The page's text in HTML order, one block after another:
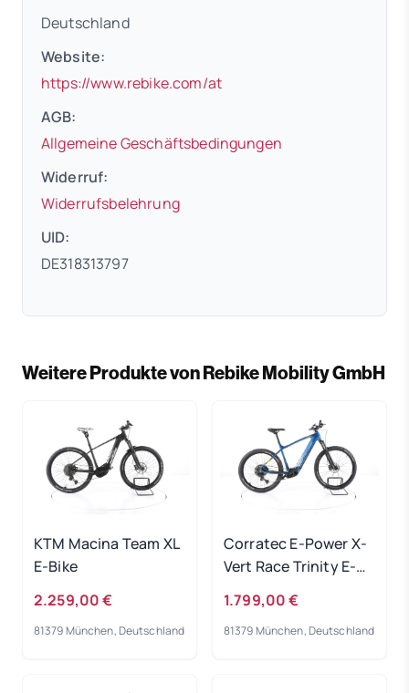
Deutschland
Website:
https://www.rebike.com/at(öffnet in neuem Tab)
AGB:
Allgemeine Geschäftsbedingungen(öffnet in neuem
Widerruf:
Widerrufsbelehrung(öffnet in neuem Tab)
UID:
DE318313797
Weitere Produkte von Rebike Mobility GmbH
KTM Macina Team XL
E-Bike
2.259,00 €
81379 München, Deutschland
Corratec E-Power X-
Vert Race Trinity E-
1.799,00 €
81379 München, Deutschland